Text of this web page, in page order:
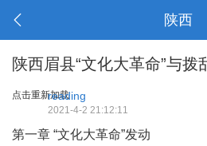
陕西
陕西眉县“文化大革命”与拨
点击重新加载
reading
2021-4-2 21:12:11
第一章 “文化大革命”发动